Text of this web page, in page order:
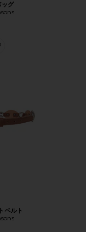
ッグ
シングルバケットベルト
ベルト